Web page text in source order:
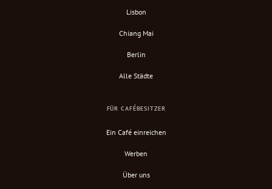
Lisbon
Chiang Mai
Berlin
Alle Städte
FÜR CAFÉBESITZER
Ein Café einreichen
Werben
Über uns